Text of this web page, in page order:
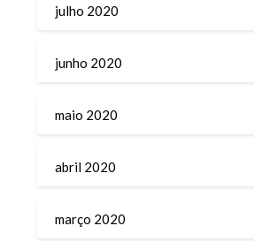
julho 2020
junho 2020
maio 2020
abril 2020
março 2020